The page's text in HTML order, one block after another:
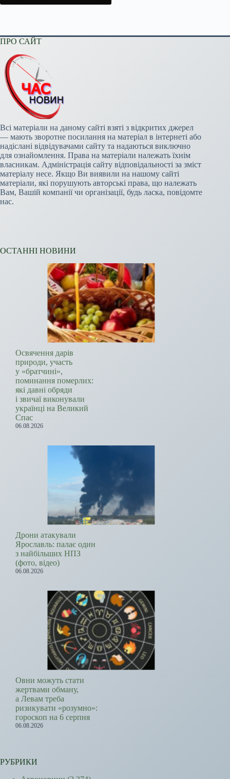
ПРО САЙТ
Всі матеріали на даному сайті взяті з відкритих джерел
— мають зворотне посилання на матеріал в інтернеті або
надіслані відвідувачами сайту та надаються виключно
для ознайомлення. Права на матеріали належать їхнім
власникам. Адміністрація сайту відповідальності за зміст
матеріалу несе. Якщо Ви виявили на нашому сайті
матеріали, які порушують авторські права, що належать
Вам, Вашій компанії чи організації, будь ласка, повідомте
нас.
ОСТАННІ НОВИНИ
Освячення дарів
природи, участь
у «братчині»,
поминання померлих:
які давні обряди
і звичаї виконували
українці на Великий
Спас
06.08.2026
Дрони атакували
Ярославль: палає один
з найбільших НПЗ
(фото, відео)
06.08.2026
Овни можуть стати
жертвами обману,
а Левам треба
ризикувати «розумно»:
гороскоп на 6 серпня
06.08.2026
РУБРИКИ